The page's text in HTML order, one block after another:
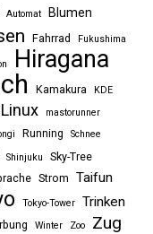
Automat Blumen
Fahrrad Fukushima
Hiragana
Kamakura KDE
Linux mastorunner
Running Schnee
Shinjuku Sky-Tree
Strom Taifun
Tokyo-Tower Trinken
Winter Zoo Zug